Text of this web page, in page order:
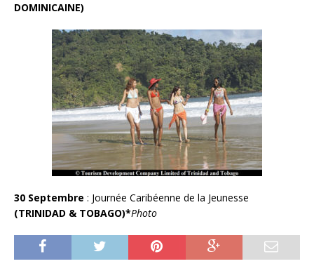
DOMINICAINE)
30 Septembre : Journée Caribéenne de la Jeunesse
(TRINIDAD & TOBAGO)*Photo